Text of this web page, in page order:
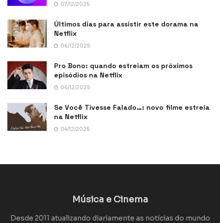
07/12/2025
Últimos dias para assistir este dorama na
Netflix
06/12/2025
Pro Bono: quando estreiam os próximos
episódios na Netflix
06/12/2025
Se Você Tivesse Falado…: novo filme estreia
na Netflix
04/12/2025
Música e Cinema
Desde 2011 atualizando diariamente as notícias do mundo